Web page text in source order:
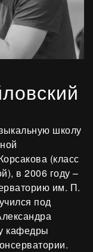
школу
(класс
в 2006 году –
им. П.
под
кафедры